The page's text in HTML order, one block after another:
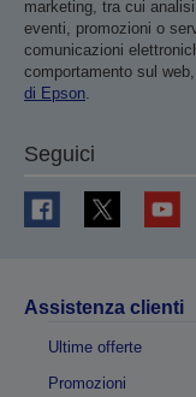
marketing, tra cui
eventi, promozioni o
comunicazioni
comportamento sul
di Epson.
Seguici
Assistenza clienti
Ultime offerte
Promozioni